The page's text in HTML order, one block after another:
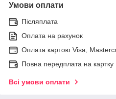
Умови оплати
Післяплата
Оплата на рахунок
Оплата картою Visa,
Повна передплата на картку
Всі умови оплати